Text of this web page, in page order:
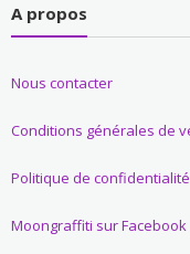
A propos
Nous contacter
Conditions générales de
Politique de confidentialité
Moongraffiti sur Facebook